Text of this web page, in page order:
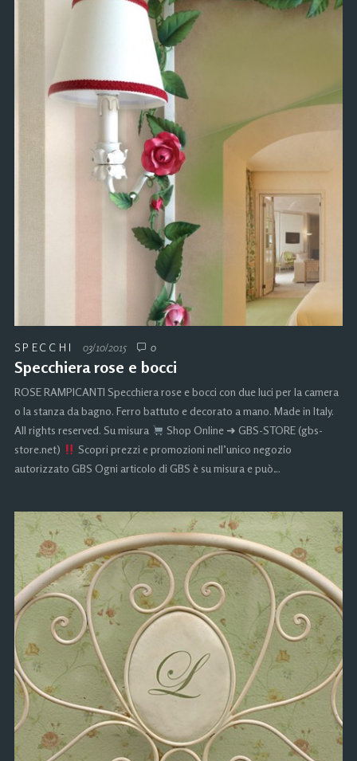
SPECCHI 03/10/2015 0
Specchiera rose e bocci
ROSE RAMPICANTI Specchiera rose e bocci con due luci per la camera
o la stanza da bagno. Ferro battuto e decorato a mano. Made in Italy.
All rights reserved. Su misura
Shop Online ➜ GBS-STORE (gbs-
store.net)
Scopri prezzi e promozioni nell’unico negozio
autorizzato GBS Ogni articolo di GBS è su misura e può…